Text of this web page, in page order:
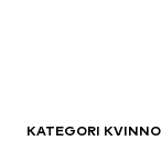
KATEGORI